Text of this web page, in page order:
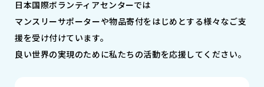
日本国際ボランティアセンターでは
マンスリーサポーターや物品寄付をはじめとする様々なご支
援を受け付けています。
良い世界の実現のために私たちの活動を応援してください。